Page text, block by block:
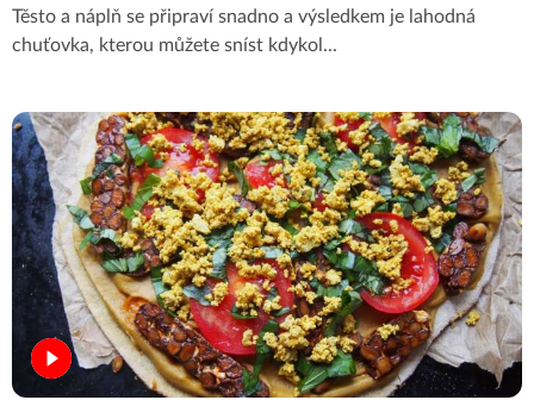
Těsto a náplň se připraví snadno a výsledkem je lahodná
chuťovka, kterou můžete sníst kdykol ...